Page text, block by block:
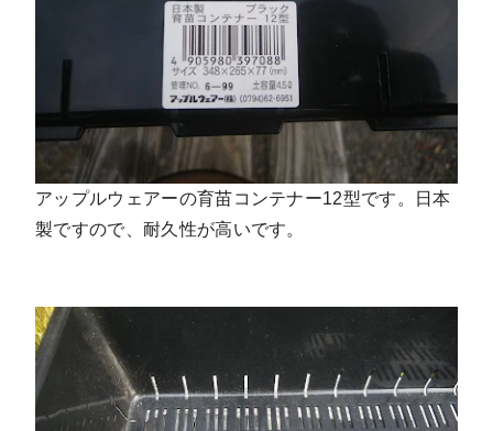
アップルウェアーの育苗コンテナー12型です。日本
製ですので、耐久性が高いです。